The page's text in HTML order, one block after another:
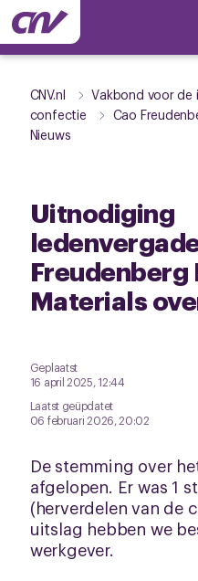
CNV.nl Vakbond voor de
confectie
Cao
Nieuws
Uitnodiging
Materials
Geplaatst
16 april 2025, 12:44
Laatst geüpdatet
06 februari 2026, 20:02
De stemming over
afgelopen. Er was 1
(herverdelen van de
uitslag hebben we
werkgever.